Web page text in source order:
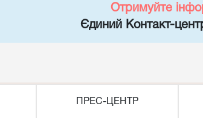
Отримуйте
Єдиний Контакт-
ПРЕС-ЦЕНТР